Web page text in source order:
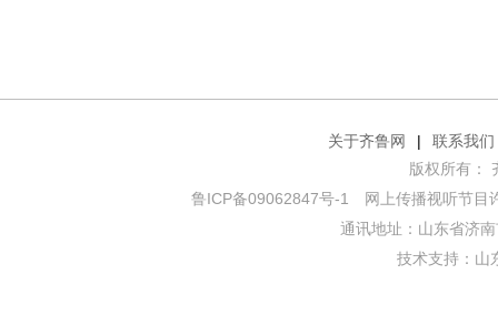
关于齐鲁网 |
联系我们
版权所有：
鲁ICP备09062847号-1
网上传播视听节目
通讯地址：山东省济
技术支持： 山